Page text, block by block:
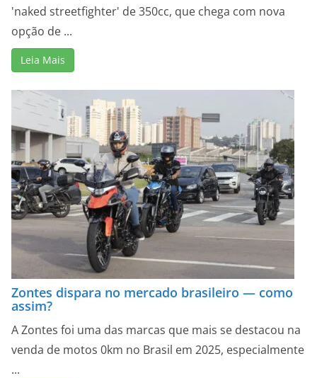
'naked streetfighter' de 350cc, que chega com nova
opção de ...
Leia Mais
Zontes dispara no mercado brasileiro — como
assim?
A Zontes foi uma das marcas que mais se destacou na
venda de motos 0km no Brasil em 2025, especialmente
...